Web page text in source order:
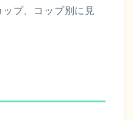
プ、コップ別に見